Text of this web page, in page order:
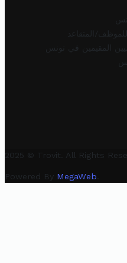
المتقاعد
المقيمين في تونس
2025 © Trovit. All Rights
Powered By MegaWeb